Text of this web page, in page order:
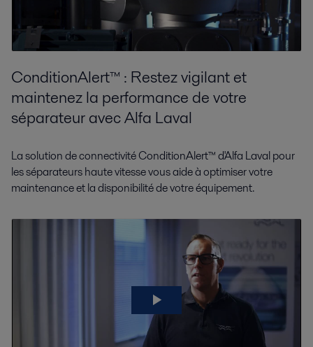
ConditionAlert™ : Restez vigilant et
maintenez la performance de votre
séparateur avec Alfa Laval
La solution de connectivité ConditionAlert™ d'Alfa Laval pour
les séparateurs haute vitesse vous aide à optimiser votre
maintenance et la disponibilité de votre équipement.